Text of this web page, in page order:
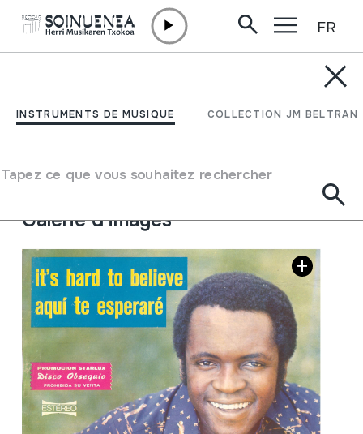
INSTRUMENTS DE MUSIQUE COLLECTION JM BELTRAN
Tapez ce que vous souhaitez rechercher
FR
Basilio
Type de collection
Phonothèque
Emplacement:
Galerie d'images